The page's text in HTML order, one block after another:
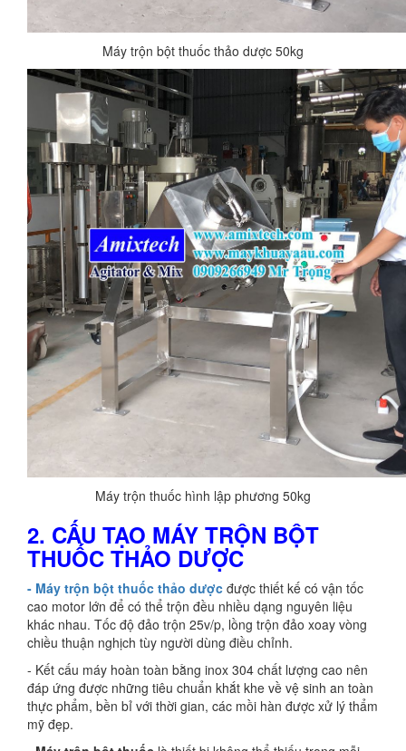
Máy trộn bột thuốc thảo dược 50kg
Máy trộn thuốc hình lập phương 50kg
2. CẤU TẠO MÁY TRỘN BỘT
THUỐC THẢO DƯỢC
- Máy trộn bột thuốc thảo dược được thiết kế có vận tốc
cao motor lớn để có thể trộn đều nhiều dạng nguyên liệu
khác nhau. Tốc độ đảo trộn 25v/p, lồng trộn đảo xoay vòng
chiều thuận nghịch tùy người dùng điều chỉnh.
- Kết cấu máy hoàn toàn bằng inox 304 chất lượng cao nên
đáp ứng được những tiêu chuẩn khắt khe về vệ sinh an toàn
thực phẩm, bền bỉ với thời gian, các mồi hàn được xử lý thẩm
mỹ đẹp.